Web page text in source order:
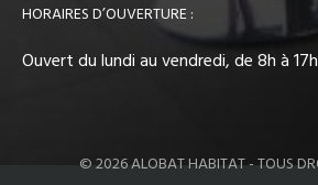
HORAIRES D’OUVERTURE :
Ouvert du lundi au vendredi, de 8h à 17h